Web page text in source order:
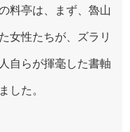
料亭は、まず、魯山
女性たちが、ズラリ
自らが揮毫した書軸
した。